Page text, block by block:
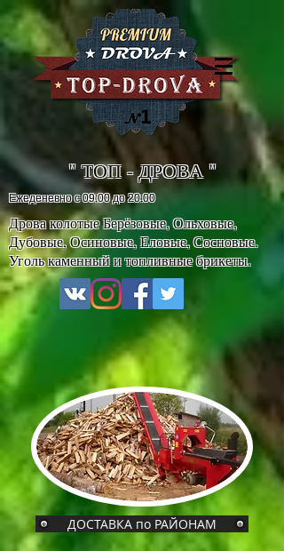
" ТОП - ДРОВА "
Ежеденевно с 09:00 до 20:00
Дрова колотые Берёзовые, Ольховые,
Дубовые, Осиновые, Еловые, Сосновые.
Уголь каменный и топливные брикеты.
ДОСТАВКА по РАЙОНАМ